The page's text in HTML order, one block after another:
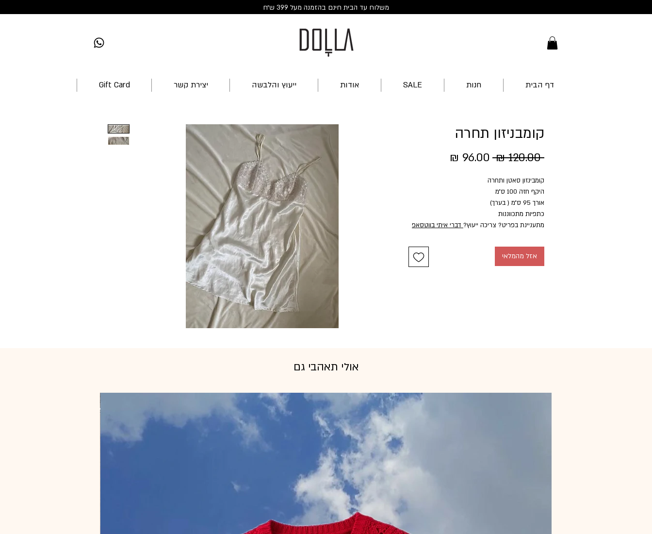
משלוח עד הבית חינם בהזמנה מעל 399 ש״ח
דף הבית חנות SALE אודות ייעוץ והלבשה יצירת קשר Gift Card
קומבניזון תחרה
‏120.00 ‏₪
מחיר
קומבינזון סאטן ותחרה
היקף חזה 100 ס״מ
אורך 95 ס״מ ( בערך)
כתפיות מתכווננות
מתעניינת בפריט? צריכה ייעוץ? דברי איתי בווטסאפ
אזל מהמלאי
אולי תאהבי גם